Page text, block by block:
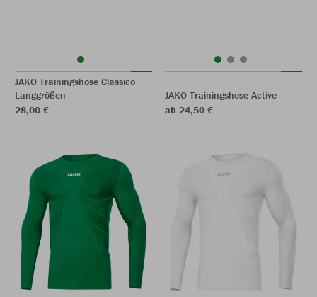
JAKO Trainingshose Classico
Langgrößen
28,00 €
JAKO Trainingshose Active
ab 24,50 €